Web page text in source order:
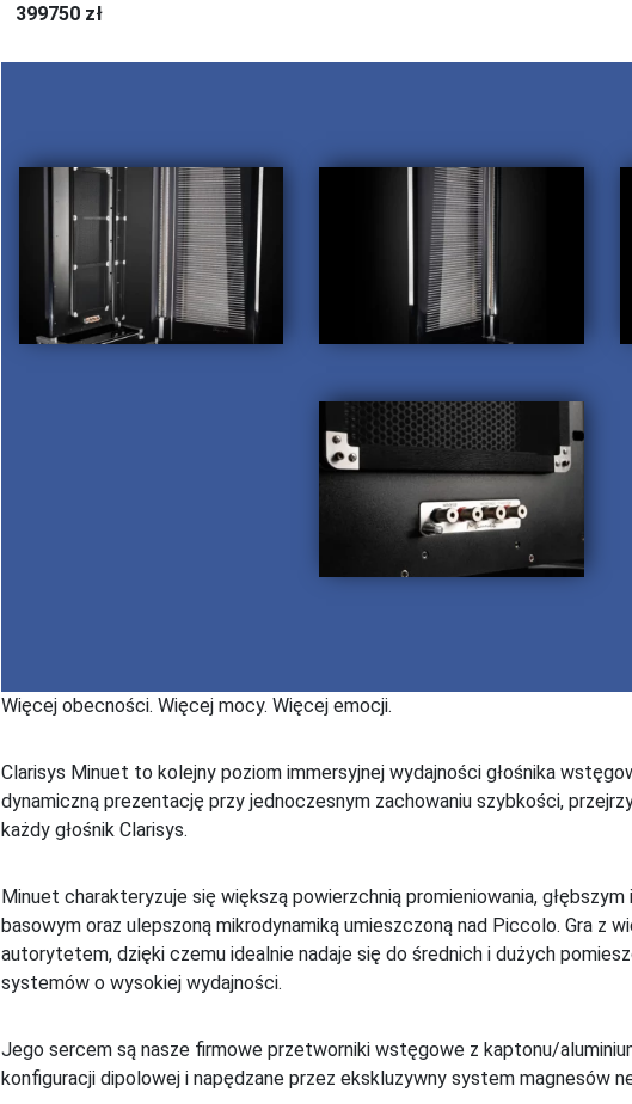
399750 zł
Więcej obecności. Więcej mocy. Więcej emocji.
Clarisys Minuet to kolejny poziom immersyjnej wydajności głośnika
dynamiczną prezentację przy jednoczesnym zachowaniu szybkości,
każdy głośnik Clarisys.
Minuet charakteryzuje się większą powierzchnią promieniowania,
basowym oraz ulepszoną mikrodynamiką umieszczoną nad Piccolo. Gra z
autorytetem, dzięki czemu idealnie nadaje się do średnich i dużych
systemów o wysokiej wydajności.
Jego sercem są nasze firmowe przetworniki wstęgowe z kaptonu/
konfiguracji dipolowej i napędzane przez ekskluzywny system magnesów